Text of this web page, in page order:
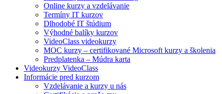
Online kurzy a vzdelávanie
Termíny IT kurzov
Dlhodobé IT štúdium
Výhodné balíky kurzov
VideoClass videokurzy
MOC kurzy – certifikované Microsoft kurzy a školenia
Predplatenka – Múdra karta
Videokurzy VideoClass
Informácie pred kurzom
Vzdelávanie a kurzy u nás